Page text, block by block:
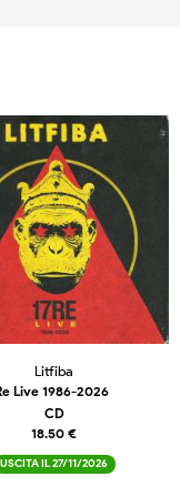
Litfiba
Live 1986-2026
CD
18.50 €
USCITA IL 27/11/2026